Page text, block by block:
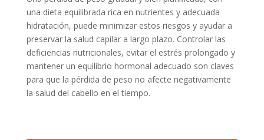
una dieta equilibrada rica en nutrientes y adecuada
hidratación, puede minimizar estos riesgos y ayudar a
preservar la salud capilar a largo plazo. Controlar las
deficiencias nutricionales, evitar el estrés prolongado y
mantener un equilibrio hormonal adecuado son claves
para que la pérdida de peso no afecte negativamente
la salud del cabello en el tiempo.